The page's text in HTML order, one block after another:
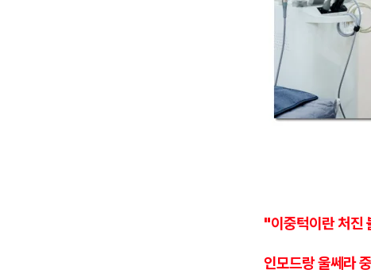
"이중턱이란 처진
인모드랑 울쎄라